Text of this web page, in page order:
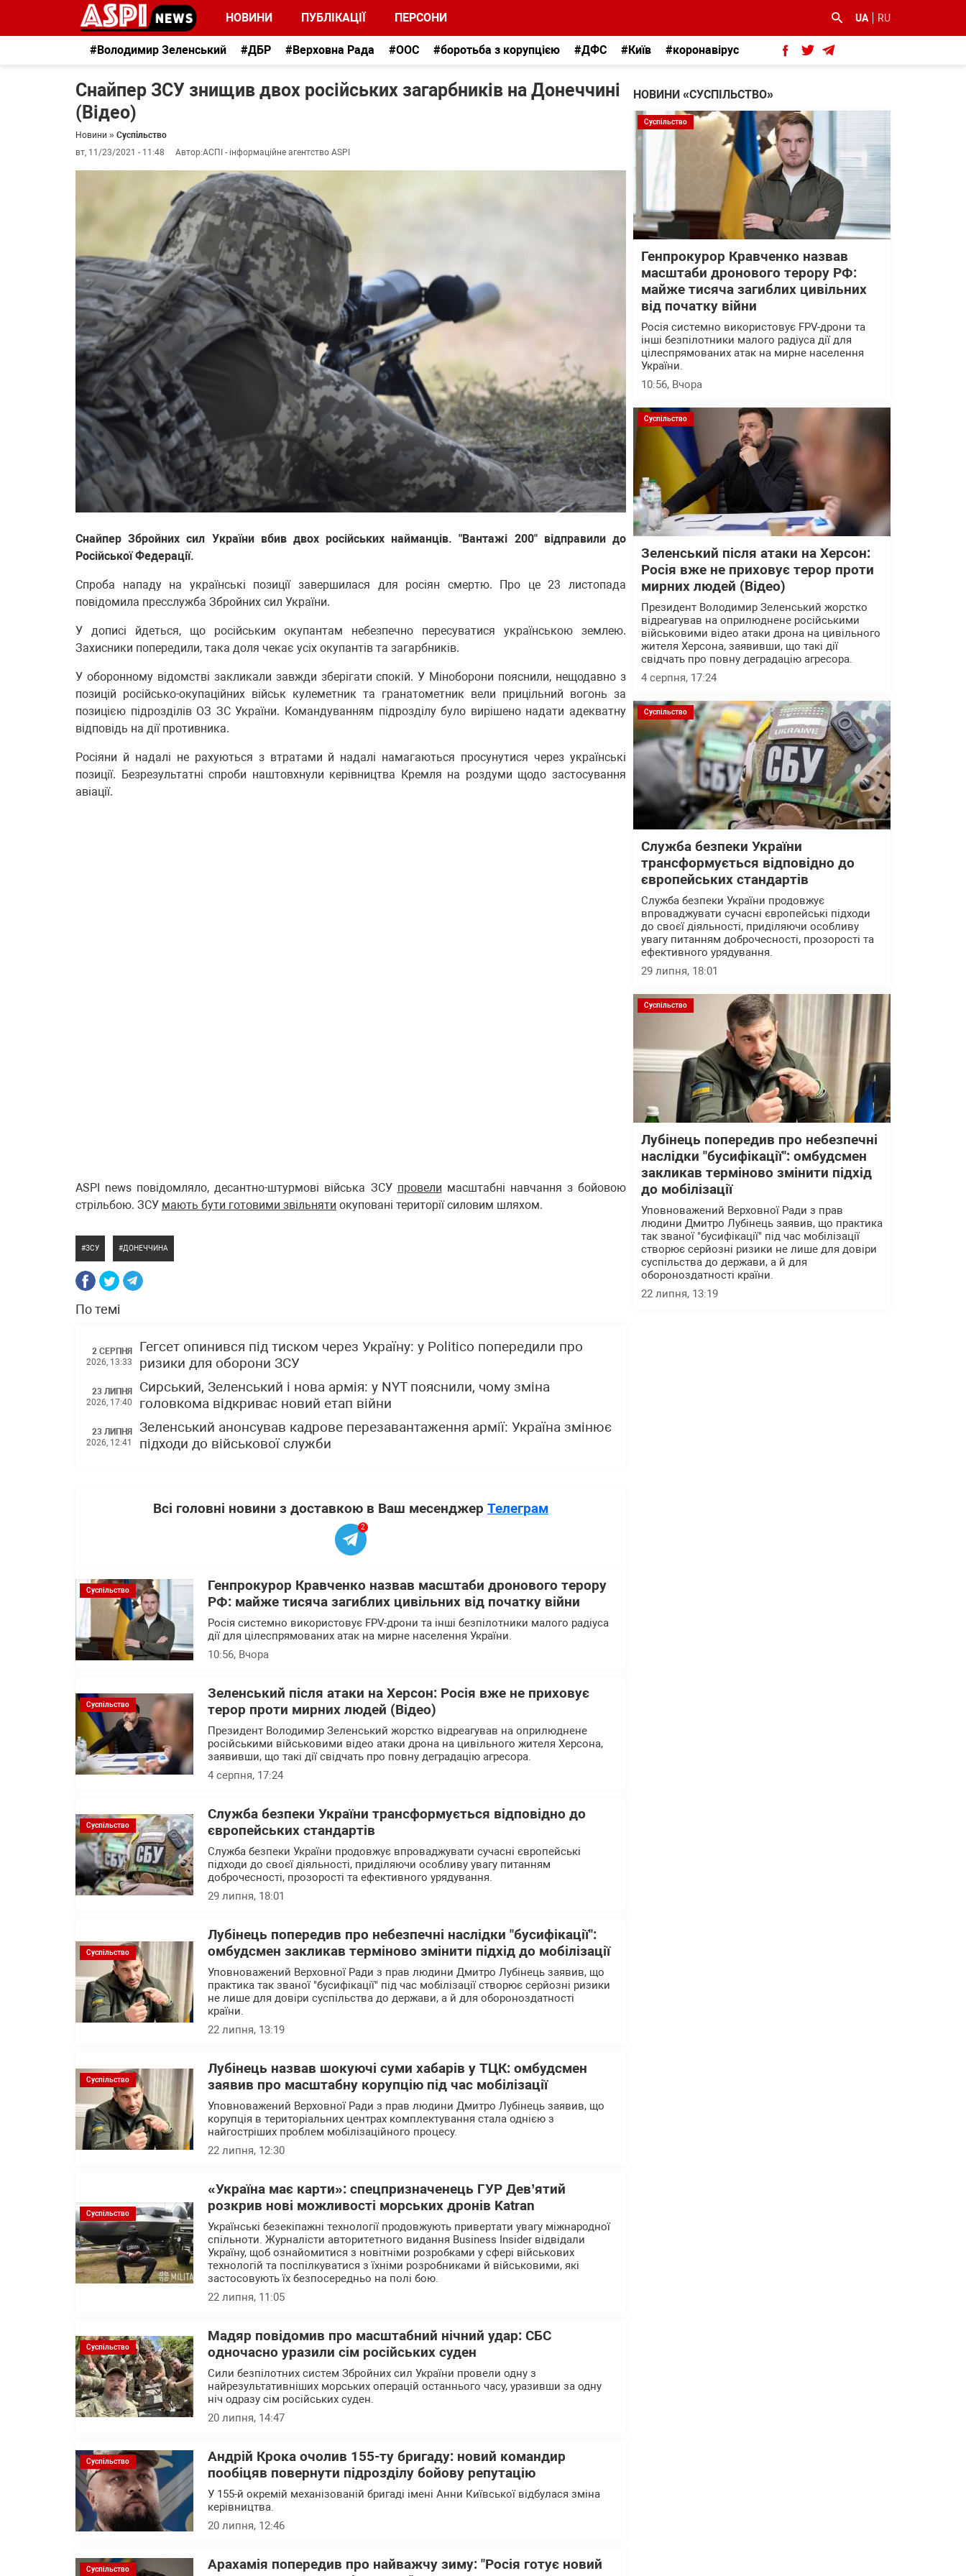
НОВИНИ ПУБЛІКАЦІЇ ПЕРСОНИ UA RU
#Володимир Зеленський #ДБР #Верховна Рада #ООС #боротьба з корупцією #ДФС #Київ #коронавірус
Снайпер ЗСУ знищив двох російських загарбників на Донеччині
(Відео)
Новини » Суспільство
вт, 11/23/2021 - 11:48
Автор:АСПІ - інформаційне агентство ASPI
Снайпер Збройних сил України вбив двох російських найманців. "Вантажі 200" відправили до
Російської Федерації.
Спроба нападу на українські позиції завершилася для росіян смертю. Про це 23 листопада
повідомила пресслужба Збройних сил України.
У дописі йдеться, що російським окупантам небезпечно пересуватися українською землею.
Захисники попередили, така доля чекає усіх окупантів та загарбників.
У оборонному відомстві закликали завжди зберігати спокій. У Міноборони пояснили, нещодавно з
позицій російсько-окупаційних військ кулеметник та гранатометник вели прицільний вогонь за
позицією підрозділів ОЗ ЗС України. Командуванням підрозділу було вирішено надати адекватну
відповідь на дії противника.
Росіяни й надалі не рахуються з втратами й надалі намагаються просунутися через українські
позиції. Безрезультатні спроби наштовхнули керівництва Кремля на роздуми щодо застосування
авіації.
ASPI news повідомляло, десантно-штурмові війська ЗСУ провели масштабні навчання з бойовою
стрільбою. ЗСУ мають бути готовими звільняти окуповані території силовим шляхом.
ЗСУ ДОНЕЧЧИНА
По темі
2 СЕРПНЯ
2026, 13:33
Гегсет опинився під тиском через Україну: у Politico попередили про
ризики для оборони ЗСУ
23 ЛИПНЯ
2026, 17:40
Сирський, Зеленський і нова армія: у NYT пояснили, чому зміна
головкома відкриває новий етап війни
23 ЛИПНЯ
2026, 12:41
Зеленський анонсував кадрове перезавантаження армії: Україна змінює
підходи до військової служби
Всі головні новини з доставкою в Ваш месенджер Телеграм
2
Суспільство
Генпрокурор Кравченко назвав масштаби дронового терору
РФ: майже тисяча загиблих цивільних від початку війни
Росія системно використовує FPV-дрони та інші безпілотники малого радіуса
дії для цілеспрямованих атак на мирне населення України.
10:56, Вчора
Суспільство
Зеленський після атаки на Херсон: Росія вже не приховує
терор проти мирних людей (Відео)
Президент Володимир Зеленський жорстко відреагував на оприлюднене
російськими військовими відео атаки дрона на цивільного жителя Херсона,
заявивши, що такі дії свідчать про повну деградацію агресора.
4 серпня, 17:24
Суспільство
Служба безпеки України трансформується відповідно до
європейських стандартів
Служба безпеки України продовжує впроваджувати сучасні європейські
підходи до своєї діяльності, приділяючи особливу увагу питанням
доброчесності, прозорості та ефективного урядування.
29 липня, 18:01
Суспільство
Лубінець попередив про небезпечні наслідки "бусифікації":
омбудсмен закликав терміново змінити підхід до мобілізації
Уповноважений Верховної Ради з прав людини Дмитро Лубінець заявив, що
практика так званої "бусифікації" під час мобілізації створює серйозні ризики
не лише для довіри суспільства до держави, а й для обороноздатності
країни.
22 липня, 13:19
Суспільство
Лубінець назвав шокуючі суми хабарів у ТЦК: омбудсмен
заявив про масштабну корупцію під час мобілізації
Уповноважений Верховної Ради з прав людини Дмитро Лубінець заявив, що
корупція в територіальних центрах комплектування стала однією з
найгостріших проблем мобілізаційного процесу.
22 липня, 12:30
Суспільство
«Україна має карти»: спецпризначенець ГУР Дев’ятий
розкрив нові можливості морських дронів Katran
Українські безекіпажні технології продовжують привертати увагу міжнародної
спільноти. Журналісти авторитетного видання Business Insider відвідали
Україну, щоб ознайомитися з новітніми розробками у сфері військових
технологій та поспілкуватися з їхніми розробниками й військовими, які
застосовують їх безпосередньо на полі бою.
22 липня, 11:05
Суспільство
Мадяр повідомив про масштабний нічний удар: СБС
одночасно уразили сім російських суден
Сили безпілотних систем Збройних сил України провели одну з
найрезультативніших морських операцій останнього часу, уразивши за одну
ніч одразу сім російських суден.
20 липня, 14:47
Суспільство
Андрій Крока очолив 155-ту бригаду: новий командир
пообіцяв повернути підрозділу бойову репутацію
У 155-й окремій механізованій бригаді імені Анни Київської відбулася зміна
керівництва.
20 липня, 12:46
Суспільство
Арахамія попередив про найважчу зиму: "Росія готує новий
НОВИНИ «СУСПІЛЬСТВО»
Суспільство
Генпрокурор Кравченко назвав
масштаби дронового терору РФ:
майже тисяча загиблих цивільних
від початку війни
Росія системно використовує FPV-дрони та
інші безпілотники малого радіуса дії для
цілеспрямованих атак на мирне населення
України.
10:56, Вчора
Суспільство
Зеленський після атаки на Херсон:
Росія вже не приховує терор проти
мирних людей (Відео)
Президент Володимир Зеленський жорстко
відреагував на оприлюднене російськими
військовими відео атаки дрона на цивільного
жителя Херсона, заявивши, що такі дії
свідчать про повну деградацію агресора.
4 серпня, 17:24
Суспільство
Служба безпеки України
трансформується відповідно до
європейських стандартів
Служба безпеки України продовжує
впроваджувати сучасні європейські підходи
до своєї діяльності, приділяючи особливу
увагу питанням доброчесності, прозорості та
ефективного урядування.
29 липня, 18:01
Суспільство
Лубінець попередив про небезпечні
наслідки "бусифікації": омбудсмен
закликав терміново змінити підхід
до мобілізації
Уповноважений Верховної Ради з прав
людини Дмитро Лубінець заявив, що практика
так званої "бусифікації" під час мобілізації
створює серйозні ризики не лише для довіри
суспільства до держави, а й для
обороноздатності країни.
22 липня, 13:19